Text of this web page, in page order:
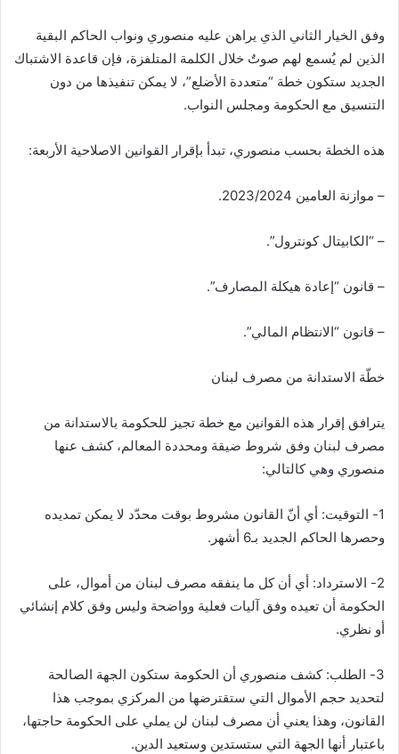
وفق الخيار الثاني الذي يراهن عليه منصوري ونواب الحاكم البقية
الذين لم يُسمع لهم صوتٌ خلال الكلمة المتلفزة، فإن قاعدة الاشتباك
الجديد ستكون خطة “متعددة الأضلع”، لا يمكن تنفيذها من دون
التنسيق مع الحكومة ومجلس النواب.
هذه الخطة بحسب منصوري، تبدأ بإقرار القوانين الاصلاحية الأربعة:
– موازنة العامين 2023/2024.
– “الكابيتال كونترول”.
– قانون “إعادة هيكلة المصارف”.
– قانون “الانتظام المالي”.
خطّة الاستدانة من مصرف لبنان
يترافق إقرار هذه القوانين مع خطة تجيز للحكومة بالاستدانة من
مصرف لبنان وفق شروط ضيقة ومحددة المعالم، كشف عنها
منصوري وهي كالتالي:
1- التوقيت: أي أنّ القانون مشروط بوقت محدّد لا يمكن تمديده
وحصرها الحاكم الجديد بـ6 أشهر.
2- الاسترداد: أي أن كل ما ينفقه مصرف لبنان من أموال، على
الحكومة أن تعيده وفق آليات فعلية وواضحة وليس وفق كلام إنشائي
أو نظري.
3- الطلب: كشف منصوري أن الحكومة ستكون الجهة الصالحة
لتحديد حجم الأموال التي ستقترضها من المركزي بموجب هذا
القانون، وهذا يعني أن مصرف لبنان لن يملي على الحكومة حاجتها،
باعتبار أنها الجهة التي ستستدين وستعيد الدين.